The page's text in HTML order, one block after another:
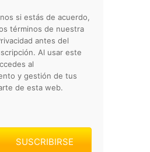
si estás de acuerdo,
términos de nuestra
antes del
Al usar este
al
y gestión de tus
de esta web.